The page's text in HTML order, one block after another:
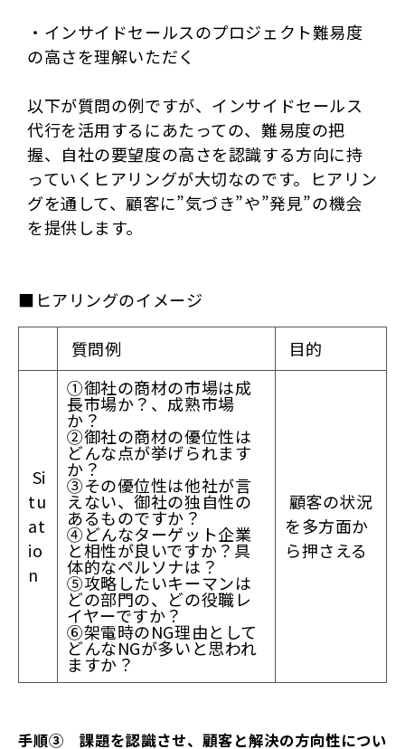
・インサイドセールスのプロジェクト難易度
の高さを理解いただく
以下が質問の例ですが、インサイドセールス
代行を活用するにあたっての、難易度の把
握、自社の要望度の高さを認識する方向に持
っていくヒアリングが大切なのです。ヒアリン
グを通して、顧客に”気づき”や”発見”の機会
を提供します。
■ヒアリングのイメージ
質問例 目的
Si
tu
at
io
n
①御社の商材の市場は成
長市場か？、成熟市場
か？
②御社の商材の優位性は
どんな点が挙げられます
か？
③その優位性は他社が言
えない、御社の独自性の
あるものですか？
④どんなターゲット企業
と相性が良いですか？具
体的なペルソナは？
⑤攻略したいキーマンは
どの部門の、どの役職レ
イヤーですか？
⑥架電時のNG理由として
どんなNGが多いと思われ
ますか？
顧客の状況
を多方面か
ら押さえる
手順③　課題を認識させ、顧客と解決の方向性につい